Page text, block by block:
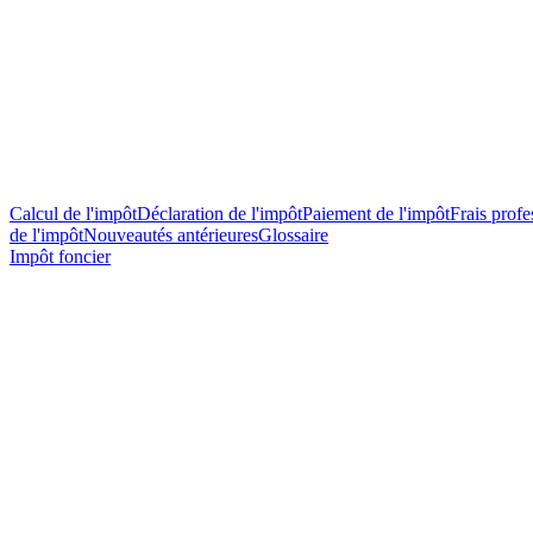
Calcul de l'impôtDéclaration de l'impôtPaiement de l'impôtFrais
de l'impôtNouveautés antérieuresGlossaire
Impôt foncier